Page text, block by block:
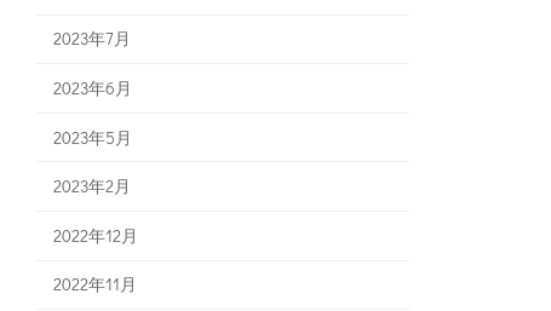
2023年7月
2023年6月
2023年5月
2023年2月
2022年12月
2022年11月